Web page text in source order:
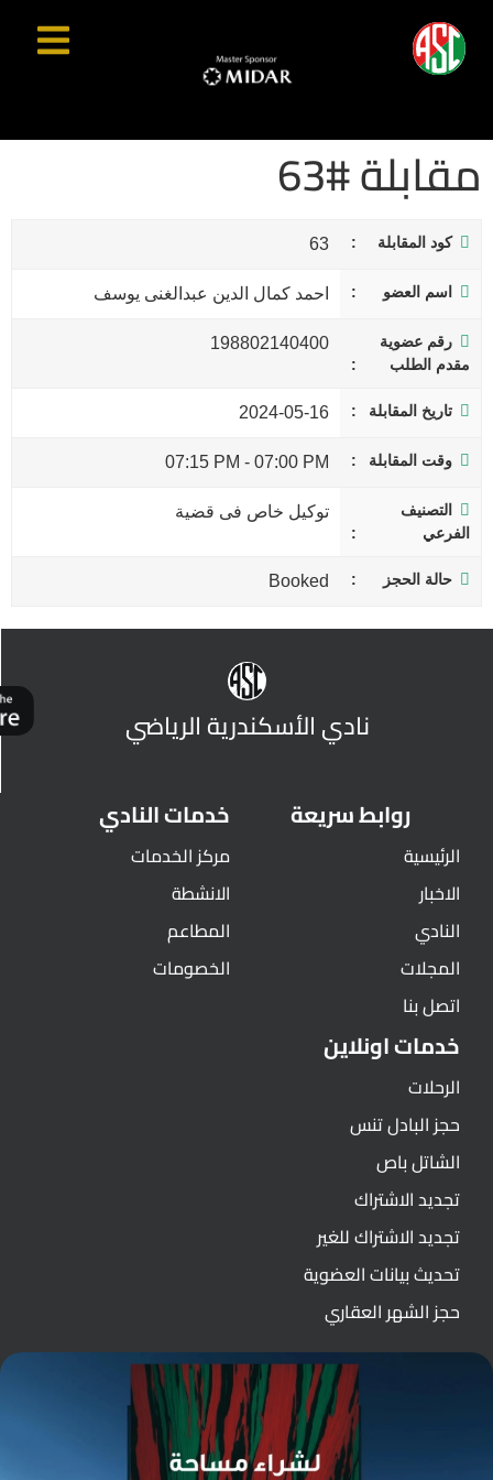
مقابلة #63
كود المقابلة 63
اسم العضو احمد كمال الدين عبدالغنى يوسف
رقم عضوية
مقدم الطلب
198802140400
تاريخ المقابلة 2024-05-16
وقت المقابلة 07:00 PM
-
07:15 PM
التصنيف
الفرعي
توكيل خاص فى قضية
حالة الحجز Booked
نادي الأسكندرية الرياضي
روابط سريعة
الرئيسية
الاخبار
النادي
المجلات
اتصل بنا
خدمات النادي
مركز الخدمات
الانشطة
المطاعم
الخصومات
خدمات اونلاين
الرحلات
حجز البادل تنس
الشاتل باص
تجديد الاشتراك
تجديد الاشتراك للغير
تحديث بيانات العضوية
حجز الشهر العقاري